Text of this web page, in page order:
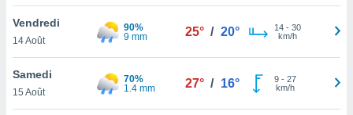
ainsi
un
la
du
Vendredi
14 Août
90%
9 mm
25° / 20° 14- 30
km/h
Samedi
15 Août
70%
1.4 mm
27° / 16° 9- 27
km/h